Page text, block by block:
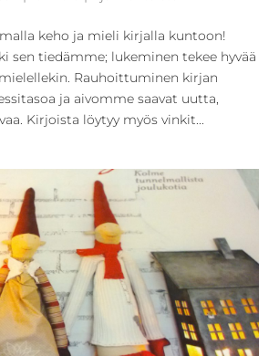
keho ja mieli kirjalla kuntoon!
sen tiedämme; lukeminen tekee hyvää
Rauhoittuminen kirjan
ja aivomme saavat uutta,
Kirjoista löytyy myös vinkit...